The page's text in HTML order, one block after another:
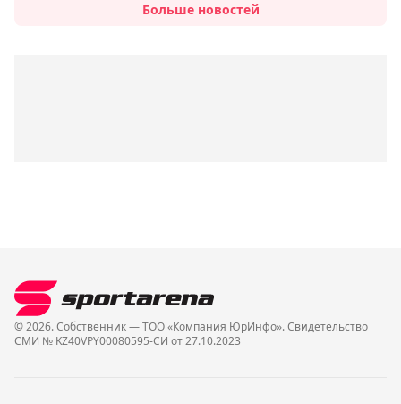
Больше новостей
© 2026. Собственник — ТОО «Компания ЮрИнфо». Cвидетельство
СМИ № KZ40VPY00080595-СИ от 27.10.2023